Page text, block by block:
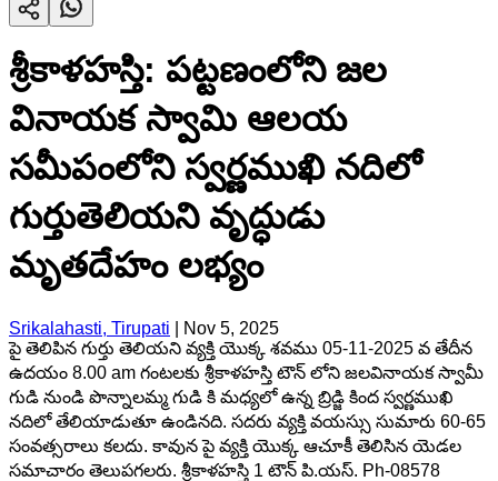
శ్రీకాళహస్తి: పట్టణంలోని జల
వినాయక స్వామి ఆలయ
సమీపంలోని స్వర్ణముఖి నదిలో
గుర్తుతెలియని వృద్ధుడు
మృతదేహం లభ్యం
Srikalahasti, Tirupati
Nov 5, 2025
పై తెలిపిన గుర్తు తెలియని వ్యక్తి యొక్క శవము 05-11-2025 వ తేదీన
ఉదయం 8.00 am గంటలకు శ్రీకాళహస్తి టౌన్ లోని జలవినాయక స్వామీ
గుడి నుండి పొన్నాలమ్మ గుడి కి మధ్యలో ఉన్న బ్రిడ్జి కింద స్వర్ణముఖి
నదిలో తేలియాడుతూ ఉండినది. సదరు వ్యక్తి వయస్సు సుమారు 60-65
సంవత్సరాలు కలదు. కావున పై వ్యక్తి యొక్క ఆచూకీ తెలిసిన యెడల
సమాచారం తెలుపగలరు. శ్రీకాళహస్తి 1 టౌన్ పి.యస్. Ph-08578